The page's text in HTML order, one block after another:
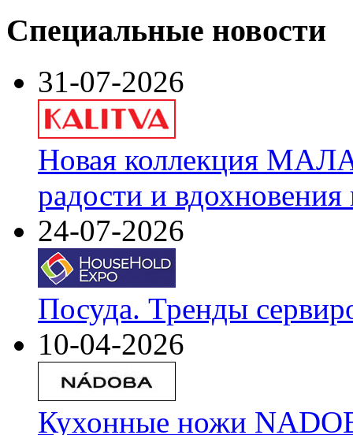
Специальные новости
31-07-2026
Новая коллекция
радости и
24-07-2026
Посуда. Тренды
10-04-2026
Кухонные ножи